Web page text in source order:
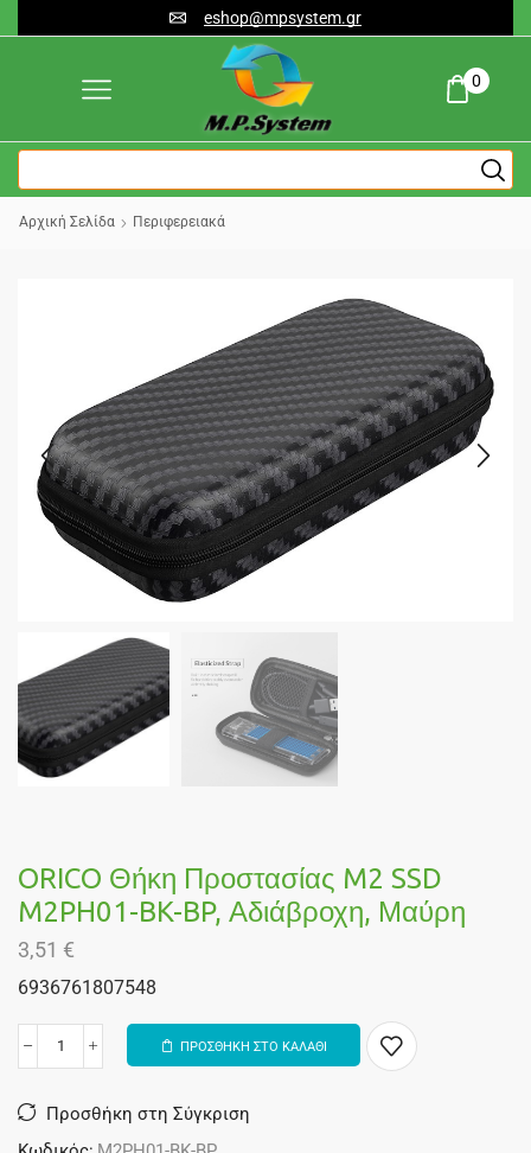
eshop@mpsystem.gr
0
Αρχική Σελίδα Περιφερειακά
ORICO Θήκη Προστασίας M2 SSD
M2PH01-BK-BP, Αδιάβροχη, Μαύρη
3,51 €
6936761807548
ΠΡΟΣΘΗΚΗ ΣΤΟ ΚΑΛΑΘΙ
Προσθήκη στη Σύγκριση